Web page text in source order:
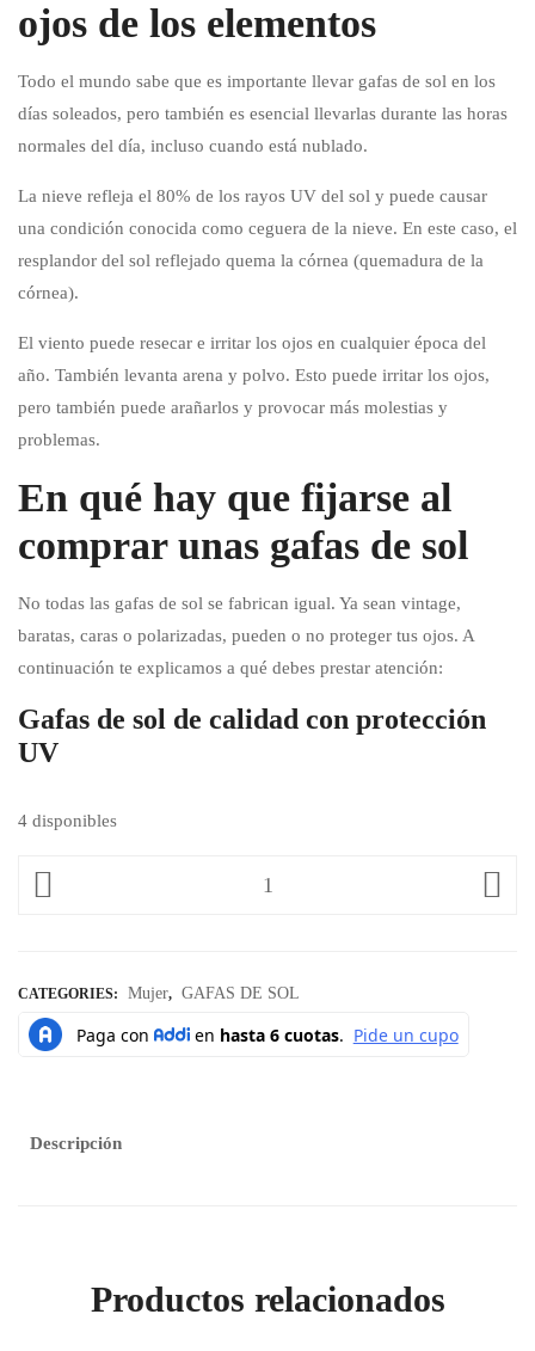
ojos de los elementos
Todo el mundo sabe que es importante llevar gafas de sol en los
días soleados, pero también es esencial llevarlas durante las horas
normales del día, incluso cuando está nublado.
La nieve refleja el 80% de los rayos UV del sol y puede causar
una condición conocida como ceguera de la nieve. En este caso, el
resplandor del sol reflejado quema la córnea (quemadura de la
córnea).
El viento puede resecar e irritar los ojos en cualquier época del
año. También levanta arena y polvo. Esto puede irritar los ojos,
pero también puede arañarlos y provocar más molestias y
problemas.
En qué hay que fijarse al
comprar unas gafas de sol
No todas las gafas de sol se fabrican igual. Ya sean vintage,
baratas, caras o polarizadas, pueden o no proteger tus ojos. A
continuación te explicamos a qué debes prestar atención:
Gafas de sol de calidad con protección
UV
4 disponibles
CATEGORIES: Mujer, GAFAS DE SOL
Descripción
Productos relacionados